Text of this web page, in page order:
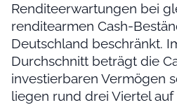
Renditeerwartungen bei
renditearmen Cash-
Deutschland beschränkt.
Durchschnitt beträgt die
investierbaren Vermögen
liegen rund drei Viertel